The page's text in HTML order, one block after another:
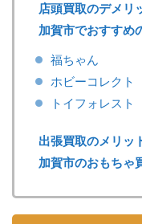
店頭買取のデメリ
加賀市でおすすめ
福ちゃん
ホビーコレクト
トイフォレスト
出張買取のメリッ
加賀市のおもちゃ